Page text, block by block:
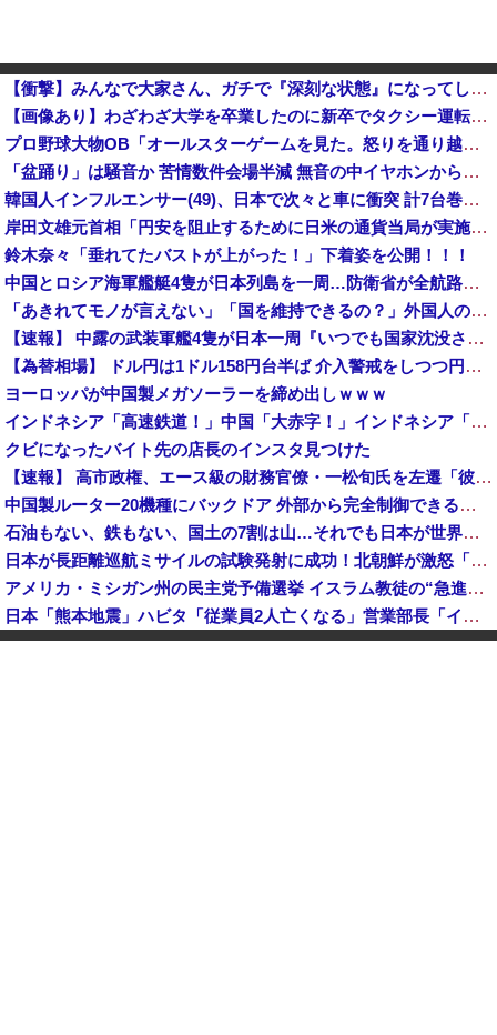
【衝撃】みんなで大家さん、ガチで『深刻な状態』になってしまう・・・・
【画像あり】わざわざ大学を卒業したのに新卒でタクシー運転手になる女性ってどう思う？
プロ野球大物OB「オールスターゲームを見た。怒りを通り越して、あきれ果てた」他
「盆踊り」は騒音か 苦情数件会場半減 無音の中イヤホンから流れる曲に合わせ踊るサイレント盆ダンスも
韓国人インフルエンサー(49)、日本で次々と車に衝突 計7台巻き込み 八王子
岸田文雄元首相「円安を阻止するために日米の通貨当局が実施した為替介入は一時しのぎに過ぎない」
鈴木奈々「垂れてたバストが上がった！」下着姿を公開！！！
中国とロシア海軍艦艇4隻が日本列島を一周…防衛省が全航路を公開！
「あきれてモノが言えない」「国を維持できるの？」外国人の永住許可要件の厳格化で在日中国人の本音は？
【速報】 中露の武装軍艦4隻が日本一周『いつでも国家沈没させられるぞ』
【為替相場】 ドル円は1ドル158円台半ば 介入警戒をしつつ円売りが続行
ヨーロッパが中国製メガソーラーを締め出しｗｗｗ
インドネシア「高速鉄道！」中国「大赤字！」インドネシア「運営会社の株式購入！（負債対策」中国「はい（巨額負債」インドネシア「700km延伸計画！（実質中止」→
クビになったバイト先の店長のインスタ見つけた
【速報】 高市政権、エース級の財務官僚・一松旬氏を左遷「彼は協力的でなかった」財務省の言いなりではないことが判明
中国製ルーター20機種にバックドア 外部から完全制御できる機能が仕込まれていた
石油もない、鉄もない、国土の7割は山…それでも日本が世界屈指の経済大国になれた「勤勉さ」以外の勝因！
日本が長距離巡航ミサイルの試験発射に成功！北朝鮮が激怒「日本が戦争国家になろうとしている」「絶対に傍観しない、必ず後悔させる」
アメリカ・ミシガン州の民主党予備選挙 イスラム教徒の“急進左派”候補が勝利確実に⋯トランプ氏は批判
日本「熊本地震」ハビタ「従業員2人亡くなる」営業部長「イオンのスタッフに制止されなかった」日本「部長が連絡後の店員行動を証言（謎」イオン「再入館可能の事実ない」→
K-POPアイドルの約半数が3年後には姿を消す…損益分岐点突破は4％未満